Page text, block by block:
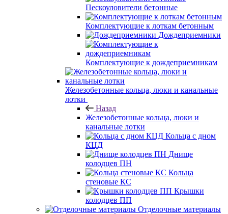
Пескоуловители бетонные
Комплектующие к лоткам бетонным
Дождеприемники
Комплектующие к дождеприемникам
Железобетонные кольца, люки и канальные
лотки
Назад
Железобетонные кольца, люки и
канальные лотки
Кольца с дном
КЦД
Днище
колодцев ПН
Кольца
стеновые КС
Крышки
колодцев ПП
Отделочные материалы